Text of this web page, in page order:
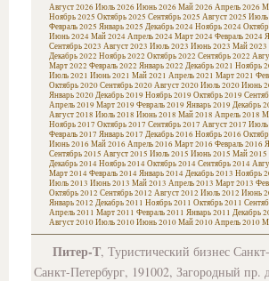
Август 2026 Июль 2026 Июнь 2026 Май 2026 Апрель 2026
Ноябрь 2025 Октябрь 2025 Сентябрь 2025 Август 2025 Июль
Февраль 2025 Январь 2025 Декабрь 2024Ноябрь 2024
Июнь 2024Май 2024Апрель 2024Март 2024Февраль 2024
Сентябрь 2023 Август 2023 Июль 2023 Июнь 2023 Май 2023
Декабрь 2022 Ноябрь 2022 Октябрь 2022 Сентябрь 2022
Март 2022 Февраль 2022 Январь 2022 Декабрь 2021 Ноябрь
Июль 2021 Июнь 2021 Май 2021 Апрель 2021 Март 2021
Октябрь 2020Сентябрь 2020Август 2020Июль 2020Июнь
Январь 2020Декабрь 2019 Ноябрь 2019 Октябрь 2019
Апрель 2019 Март 2019 Февраль 2019 Январь 2019 Декабрь
Август 2018 Июль 2018 Июнь 2018 Май 2018 Апрель 2018
Ноябрь 2017 Октябрь 2017 Сентябрь 2017 Август 2017 Июль
Февраль 2017 Январь 2017 Декабрь 2016 Ноябрь 2016
Июнь 2016 Май 2016 Апрель 2016 Март 2016 Февраль 2016
Сентябрь 2015 Август 2015 Июль 2015 Июнь 2015 Май 2015
Декабрь 2014Ноябрь 2014Октябрь 2014Сентябрь 2014
Март 2014Февраль 2014Январь 2014Декабрь 2013 Ноябрь
Июль 2013 Июнь 2013 Май 2013 Апрель 2013 Март 2013
Октябрь 2012 Сентябрь 2012 Август 2012 Июль 2012 Июнь
Январь 2012 Декабрь 2011 Ноябрь 2011 Октябрь 2011
Апрель 2011 Март 2011 Февраль 2011 Январь 2011 Декабрь
Август 2010Июль 2010Июнь 2010Май 2010Апрель 2010
Питер-Т, Туристический бизнес
Санкт-Петербург, 191002, Загородный